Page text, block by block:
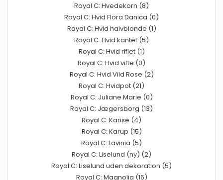
Royal C: Hvedekorn (8)
Royal C: Hvid Flora Danica (0)
Royal C: Hvid halvblonde (1)
Royal C: Hvid kantet (5)
Royal C: Hvid riflet (1)
Royal C: Hvid vifte (0)
Royal C: Hvid Vild Rose (2)
Royal C: Hvidpot (21)
Royal C: Juliane Marie (0)
Royal C: Jægersborg (13)
Royal C: Karise (4)
Royal C: Karup (15)
Royal C: Lavinia (5)
Royal C: Liselund (ny) (2)
Royal C: Liselund uden dekoration (5)
Royal C: Magnolia (16)